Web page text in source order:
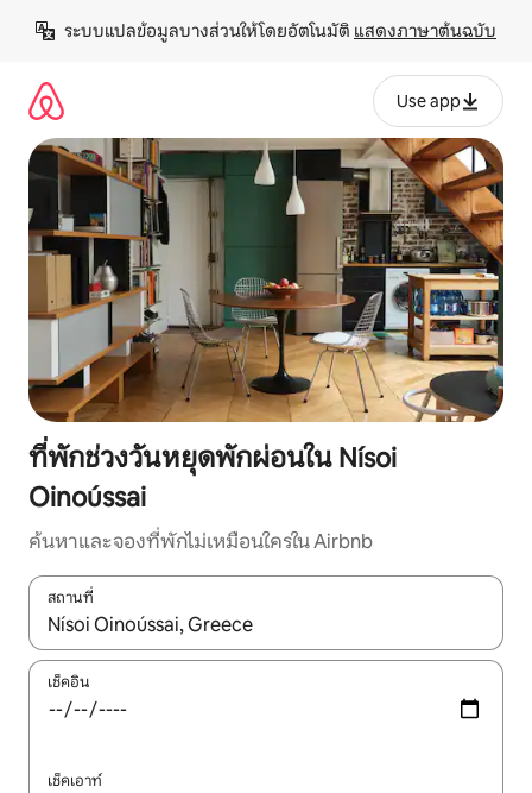
เนื้อหา
ระบบแปลข้อมูลบางส่วนให้โดยอัตโนมัติ แสดงภาษาต้นฉบับ
Use app
ที่พักช่วงวันหยุดพักผ่อนใน Nísoi
Oinoússai
ค้นหาและจองที่พักไม่เหมือนใครใน Airbnb
สถานที่
ใช้ลูกศรขึ้นลง หรือใช้การสัมผัสหรือปัด เพื่อสำรวจผลการค้นหา
เช็คอิน
เช็คเอาท์